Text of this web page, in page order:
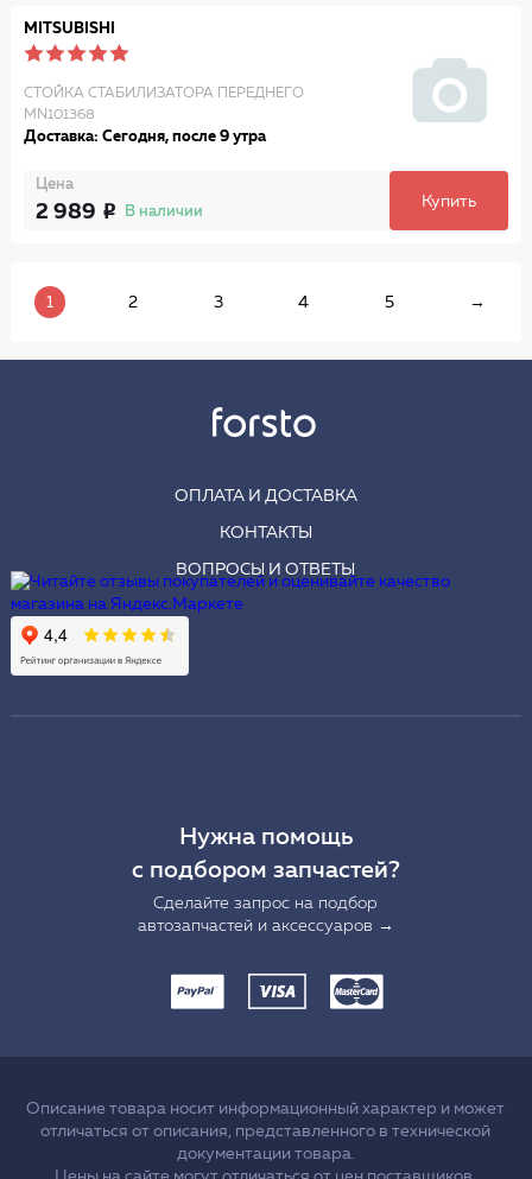
MITSUBISHI
СТОЙКА СТАБИЛИЗАТОРА ПЕРЕДНЕГО
MN101368
Доставка: Сегодня, после 9 утра
Цена
2 989 В наличии
Купить
1 2 3 4 5 →
ОПЛАТА И ДОСТАВКА
КОНТАКТЫ
ВОПРОСЫ И ОТВЕТЫ
Нужна помощь
с подбором запчастей?
Сделайте запрос на подбор
автозапчастей и аксессуаров →
Описание товара носит информационный характер и может
отличаться от описания, представленного в технической
документации товара.